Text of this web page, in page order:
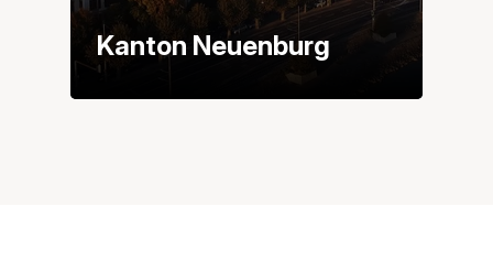
Kanton Neuenburg